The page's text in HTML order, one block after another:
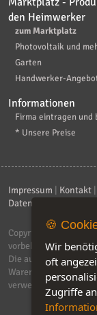
den Heimwerker
zum Marktplatz
Photovoltaik und
Garten
Handwerker-
Informationen
Firma eintragen und
* Unsere Preise
Impressum Kontakt
Datenschutzerklärung
Copyright © 2026
vorbehalten.
Die auf dieser Seite
Warenzeichen sind
verwendet Affiliat-
🍪
Wir
oft
Zugriffe